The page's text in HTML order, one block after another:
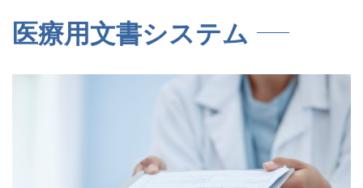
医療用文書システム